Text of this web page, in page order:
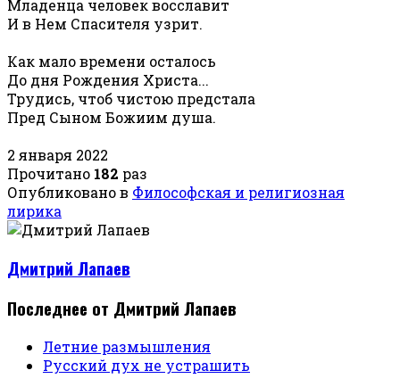
Младенца человек восславит
И в Нем Спасителя узрит.
Как мало времени осталось
До дня Рождения Христа...
Трудись, чтоб чистою предстала
Пред Сыном Божиим душа.
2 января 2022
Прочитано 182 раз
Опубликовано в Философская и религиозная
лирика
Дмитрий Лапаев
Последнее от Дмитрий Лапаев
Летние размышления
Русский дух не устрашить